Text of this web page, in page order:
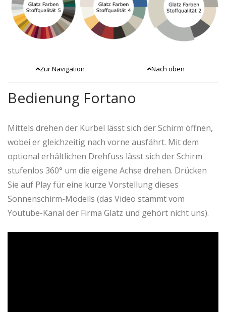
Zur Navigation Nach oben
Bedienung Fortano
Mittels drehen der Kurbel lässt sich der Schirm öffnen,
wobei er gleichzeitig nach vorne ausfährt. Mit dem
optional erhältlichen Drehfuss lässt sich der Schirm
stufenlos 360° um die eigene Achse drehen. Drücken
Sie auf Play für eine kurze Vorstellung dieses
Sonnenschirm-Modells (das Video stammt vom
Youtube-Kanal der Firma Glatz und gehört nicht uns).